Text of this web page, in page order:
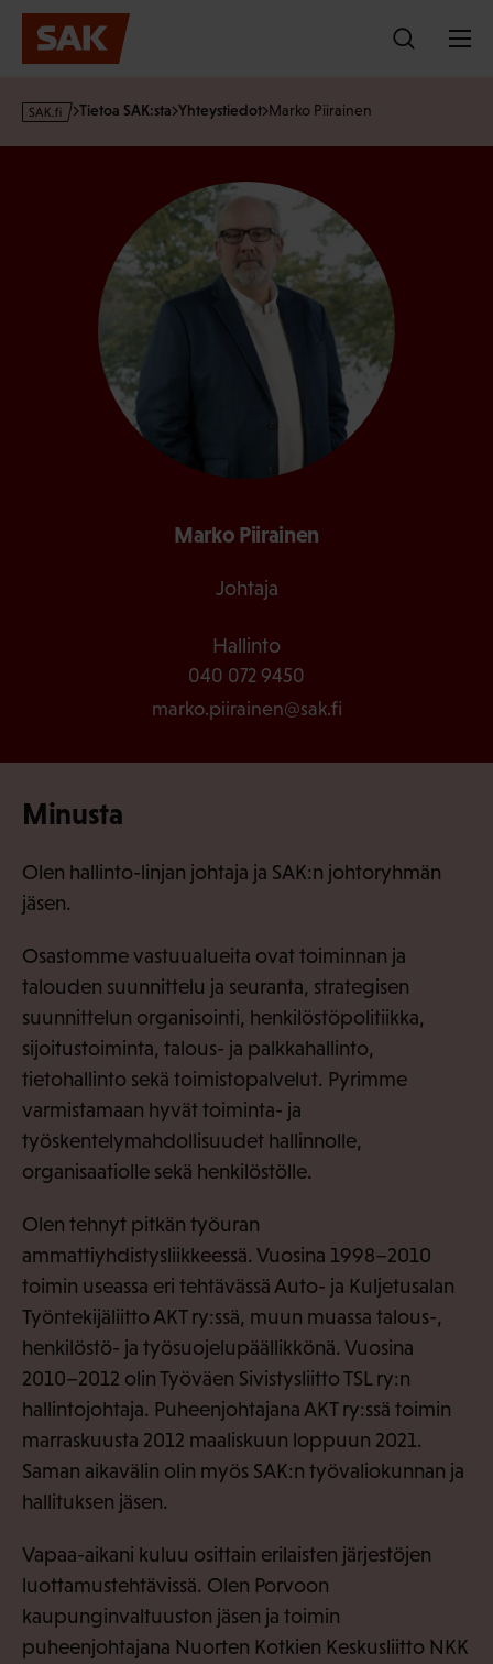
Hyppää
sisältöön
s
Tietoa SAK:sta Yhteystiedot Marko Piirainen
Marko Piirainen
Johtaja
Hallinto
040 072 9450
marko.piirainen@sak.fi
Minusta
Olen hallinto-linjan johtaja ja SAK:n johtoryhmän
jäsen.
Osastomme vastuualueita ovat toiminnan ja
talouden suunnittelu ja seuranta, strategisen
suunnittelun organisointi, henkilöstöpolitiikka,
sijoitustoiminta, talous- ja palkkahallinto,
tietohallinto sekä toimistopalvelut. Pyrimme
varmistamaan hyvät toiminta- ja
työskentelymahdollisuudet hallinnolle,
organisaatiolle sekä henkilöstölle.
Olen tehnyt pitkän työuran
ammattiyhdistysliikkeessä. Vuosina 1998–2010
toimin useassa eri tehtävässä Auto- ja Kuljetusalan
Työntekijäliitto AKT ry:ssä, muun muassa talous-,
henkilöstö- ja työsuojelupäällikkönä. Vuosina
2010–2012 olin Työväen Sivistysliitto TSL ry:n
hallintojohtaja. Puheenjohtajana AKT ry:ssä toimin
marraskuusta 2012 maaliskuun loppuun 2021.
Saman aikavälin olin myös SAK:n työvaliokunnan ja
hallituksen jäsen.
Vapaa-aikani kuluu osittain erilaisten järjestöjen
luottamustehtävissä. Olen Porvoon
kaupunginvaltuuston jäsen ja toimin
puheenjohtajana Nuorten Kotkien Keskusliitto NKK